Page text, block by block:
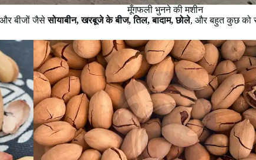
मूँगफली भुनने की मशीन
बीजों जैसेसोयाबीन, खरबूजे के बीज, तिल, बादाम, छोले, और बहुत कुछ को